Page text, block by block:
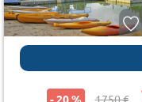
- 20 % 1750 €